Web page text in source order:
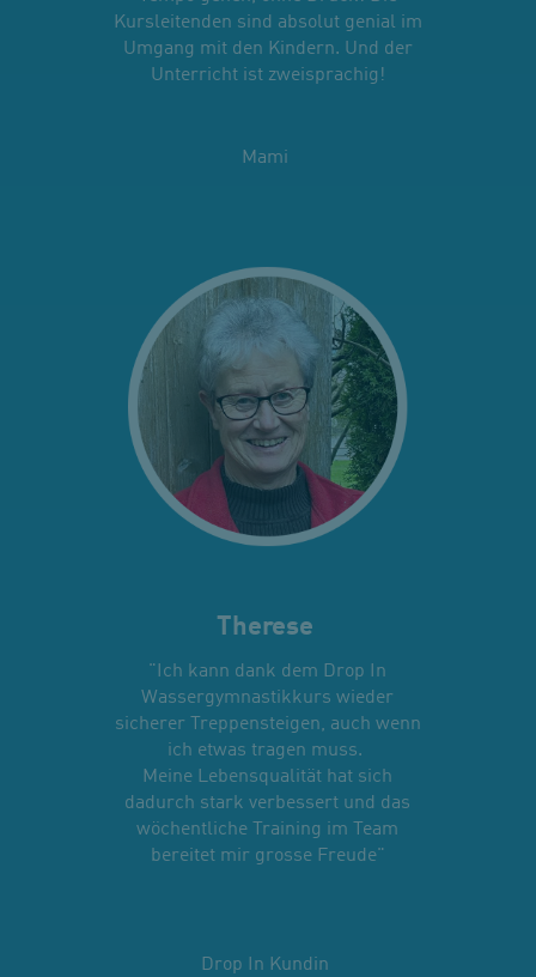
Kursleitenden sind absolut genial im
Umgang mit den Kindern. Und der
Unterricht ist zweisprachig!
Mami
Therese
"Ich kann dank dem Drop In
Wassergymnastikkurs wieder
sicherer Treppensteigen, auch wenn
ich etwas tragen muss.
Meine Lebensqualität hat sich
dadurch stark verbessert und das
wöchentliche Training im Team
bereitet mir grosse Freude"
Drop In Kundin